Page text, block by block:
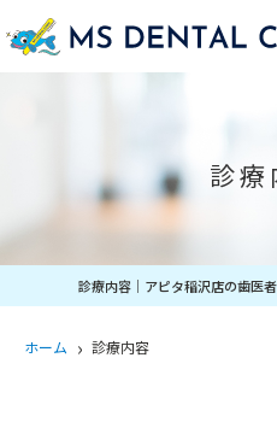
診療
診療内容｜アピタ稲沢店の歯医者
ホーム 診療内容